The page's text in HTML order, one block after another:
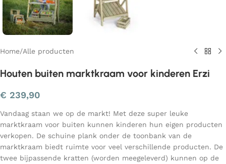
Home/Alle producten
Houten buiten marktkraam voor kinderen Erzi
€ 239,90
Vandaag staan we op de markt! Met deze super leuke
marktkraam voor buiten kunnen kinderen hun eigen producten
verkopen. De schuine plank onder de toonbank van de
marktkraam biedt ruimte voor veel verschillende producten. De
twee bijpassende kratten (worden meegeleverd) kunnen op de